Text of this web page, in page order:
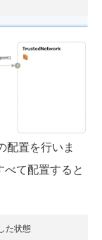
置を行いま
て配置すると
た状態